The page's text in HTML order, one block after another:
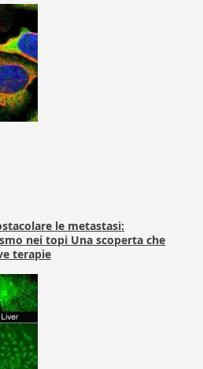
le metastasi:
nei topi Una scoperta che
terapie